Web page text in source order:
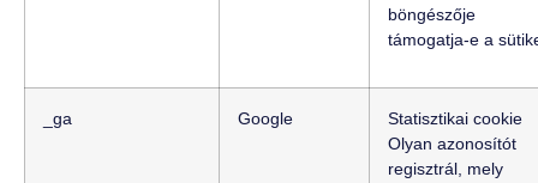
böngészője
támogatja-e a
_ga Google
Statisztikai cookie
Olyan azonosítót
regisztrál, mely